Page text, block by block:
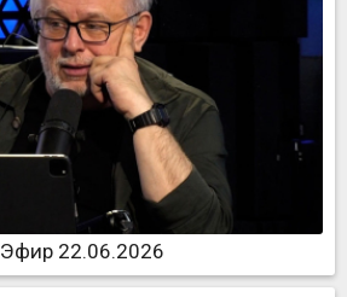
Эфир 22.06.2026